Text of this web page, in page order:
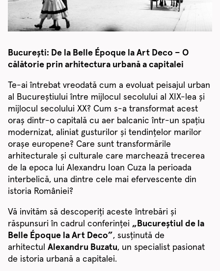
București: De la Belle Époque la Art Deco – O
călătorie prin arhitectura urbană a capitalei
Te-ai întrebat vreodată cum a evoluat peisajul urban
al Bucureștiului între mijlocul secolului al XIX-lea și
mijlocul secolului XX? Cum s-a transformat acest
oraș dintr-o capitală cu aer balcanic într-un spațiu
modernizat, aliniat gusturilor și tendințelor marilor
orașe europene? Care sunt transformările
arhitecturale și culturale care marchează trecerea
de la epoca lui Alexandru Ioan Cuza la perioada
interbelică, una dintre cele mai efervescente din
istoria României?
Vă invităm să descoperiți aceste întrebări și
răspunsuri în cadrul conferinței „Bucureștiul de la
Belle Époque la Art Deco”, susținută de
arhitectul Alexandru Buzatu, un specialist pasionat
de istoria urbană a capitalei.